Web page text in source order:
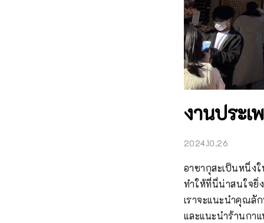
งานประเ
2024.10.26
อาซากุสะเป็นหนึ่ง
ทำให้ที่นี่น่าสนใจยิ่
เราจะแนะนำคุณลั
และแนะนำร้านกา